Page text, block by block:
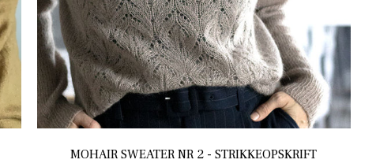
MOHAIR SWEATER NR 2 - STRIKKEOPSKRIFT